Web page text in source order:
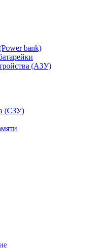
bank)
(АЗУ)
(СЗУ)